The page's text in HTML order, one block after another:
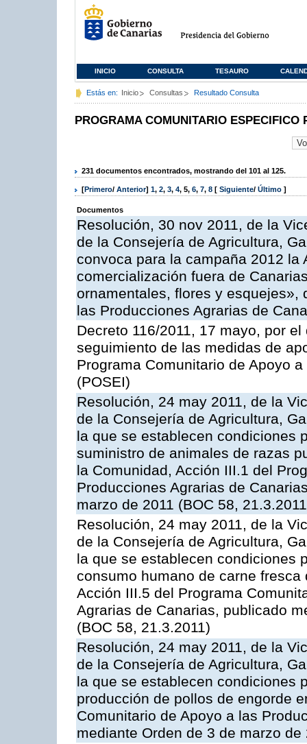
INICIO CONSULTA TESAURO
Estás en: Inicio Consultas Resultado Consulta
PROGRAMA COMUNITARIO ESPECIFICO
231 documentos encontrados, mostrando del 101 al 125.
[Primero/ Anterior] 1, 2, 3, 4, 5, 6, 7, 8 [ Siguiente/ Último ]
Documentos
Resolución, 30 nov 2011, de la
de la Consejería de Agricultura,
convoca para la campaña 2012 la
comercialización fuera de
ornamentales, flores y esquejes»,
las Producciones Agrarias de
Decreto 116/2011, 17 mayo, por
seguimiento de las medidas de
Programa Comunitario de Apoyo
(POSEI)
Resolución, 24 may 2011, de la
de la Consejería de Agricultura,
la que se establecen condiciones
suministro de animales de razas
la Comunidad, Acción III.1 del
Producciones Agrarias de
marzo de 2011 (BOC 58,
Resolución, 24 may 2011, de la
de la Consejería de Agricultura,
la que se establecen condiciones
consumo humano de carne
Acción III.5 del Programa
Agrarias de Canarias, publicado
(BOC 58, 21.3.2011)
Resolución, 24 may 2011, de la
de la Consejería de Agricultura,
la que se establecen condiciones
producción de pollos de engorde
Comunitario de Apoyo a las
mediante Orden de 3 de marzo de